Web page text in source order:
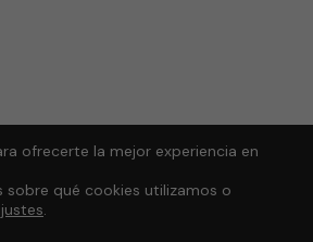
ofrecerte la mejor experiencia en
sobre qué cookies utilizamos o
.